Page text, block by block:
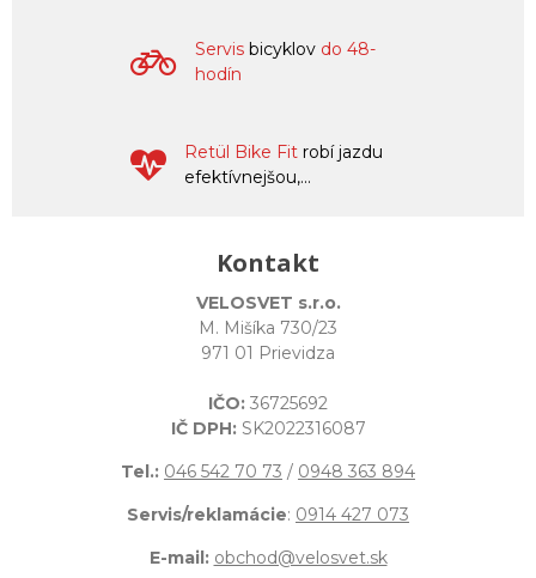
Servis bicyklov do 48-
hodín
Retül Bike Fit robí jazdu
efektívnejšou,...
Kontakt
VELOSVET s.r.o.
M. Mišíka 730/23
971 01 Prievidza
IČO: 36725692
IČ DPH: SK2022316087
Tel.: 046 542 70 73 / 0948 363 894
Servis/reklamácie: 0914 427 073
E-mail: obchod@velosvet.sk